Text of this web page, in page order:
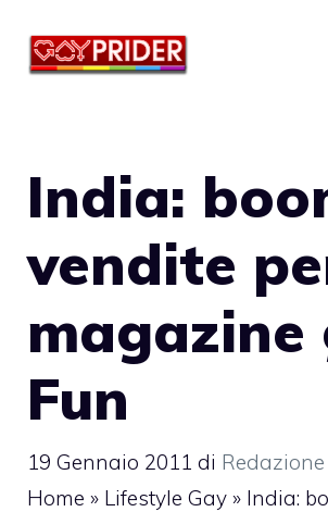
India:
vendite
magazine
Fun
19 Gennaio 2011 di Redazione
Home » Lifestyle Gay » India: